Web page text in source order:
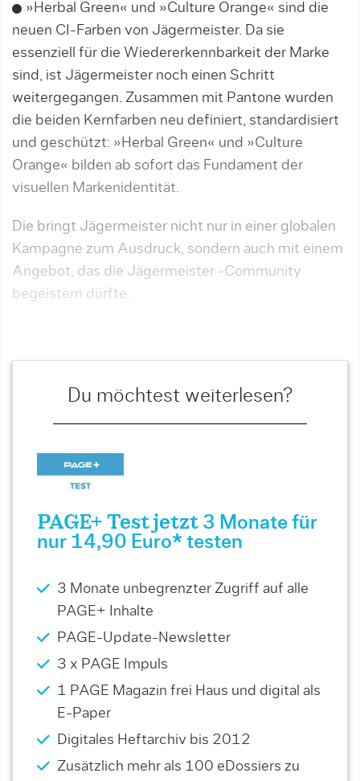
»Herbal Green« und »Culture Orange« sind die
neuen CI-Farben von Jägermeister. Da sie
essenziell für die Wiedererkennbarkeit der Marke
sind, ist Jägermeister noch einen Schritt
weitergegangen. Zusammen mit Pantone wurden
die beiden Kernfarben neu definiert, standardisiert
und geschützt: »Herbal Green« und »Culture
Orange« bilden ab sofort das Fundament der
visuellen Markenidentität.
Die bringt Jägermeister nicht nur in einer globalen
Kampagne zum Ausdruck, sondern auch mit einem
Angebot, das die Jägermeister -Community
begeistern dürfte.
Du möchtest weiterlesen?
PAGE+ Test jetzt 3 Monate für
nur 14,90 Euro* testen
3 Monate unbegrenzter Zugriff auf alle
PAGE+ Inhalte
PAGE-Update-Newsletter
3 x PAGE Impuls
1 PAGE Magazin frei Haus und digital als
E-Paper
Digitales Heftarchiv bis 2012
Zusätzlich mehr als 100 eDossiers zu